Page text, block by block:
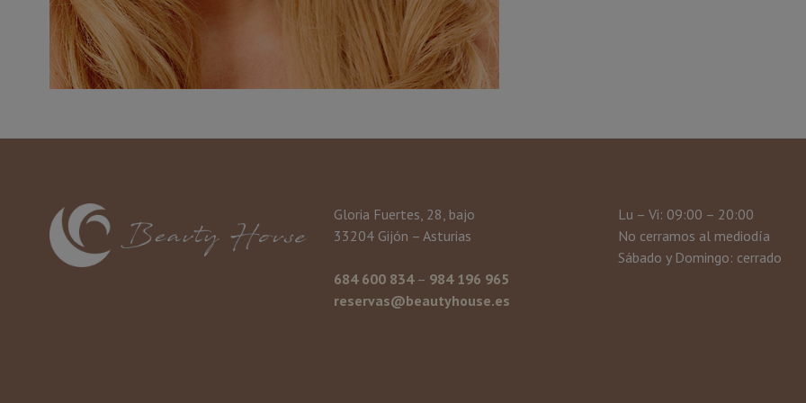
Gloria Fuertes, 28, bajo
33204 Gijón – Asturias
684 600 834– 984 196 965
reservas@beautyhouse.es
Lu – Vi: 09:00 – 20:00
No cerramos al mediodía
Sábado y Domingo: cerrado